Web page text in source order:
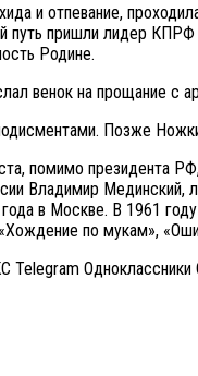
и отпевание,
путь пришли лидер
Родине.
венок на прощание с
Позже
помимо президента
Владимир Мединский,
в Москве. В 1961
по мукам»,
Telegram Одноклассники